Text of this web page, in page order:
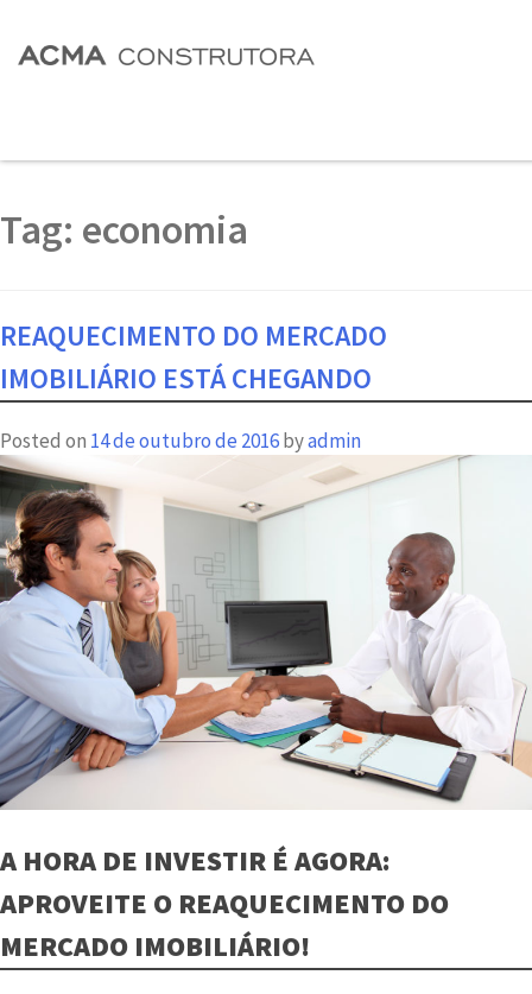
Tag: economia
REAQUECIMENTO DO MERCADO
IMOBILIÁRIO ESTÁ CHEGANDO
Posted on 14 de outubro de 2016byadmin
A HORA DE INVESTIR É AGORA:
APROVEITE O REAQUECIMENTO DO
MERCADO IMOBILIÁRIO!